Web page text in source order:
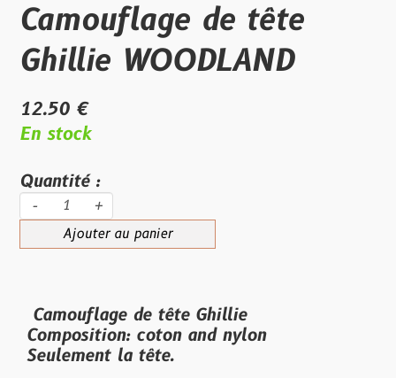
Camouflage de tête
Ghillie WOODLAND
12.50 €
En stock
Quantité :
- +
Ajouter au panier
Camouflage de tête Ghillie
Composition: coton and nylon
Seulement la tête.